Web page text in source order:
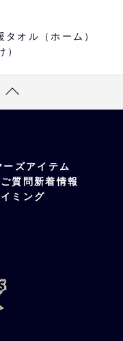
下選手、マス
コーチ、育成
選手
：ポリエステ
オル（ホーム）
ーズアイテム
質問新着情報
ミング